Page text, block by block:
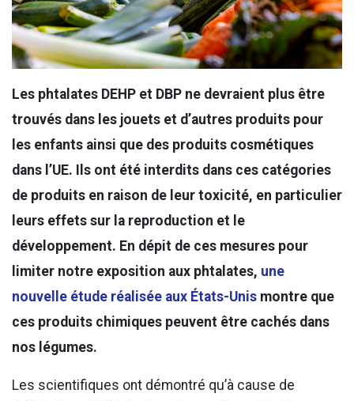
Les phtalates DEHP et DBP ne devraient plus être
trouvés dans les jouets et d’autres produits pour
les enfants ainsi que des produits cosmétiques
dans l’UE. Ils ont été interdits dans ces catégories
de produits en raison de leur toxicité, en particulier
leurs effets sur la reproduction et le
développement. En dépit de ces mesures pour
limiter notre exposition aux phtalates, une
nouvelle étude réalisée aux États-Unis montre que
ces produits chimiques peuvent être cachés dans
nos légumes.
Les scientifiques ont démontré qu’à cause de